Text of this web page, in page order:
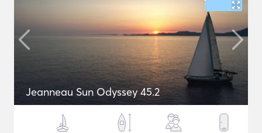
Jeanneau Sun Odyssey 45.2